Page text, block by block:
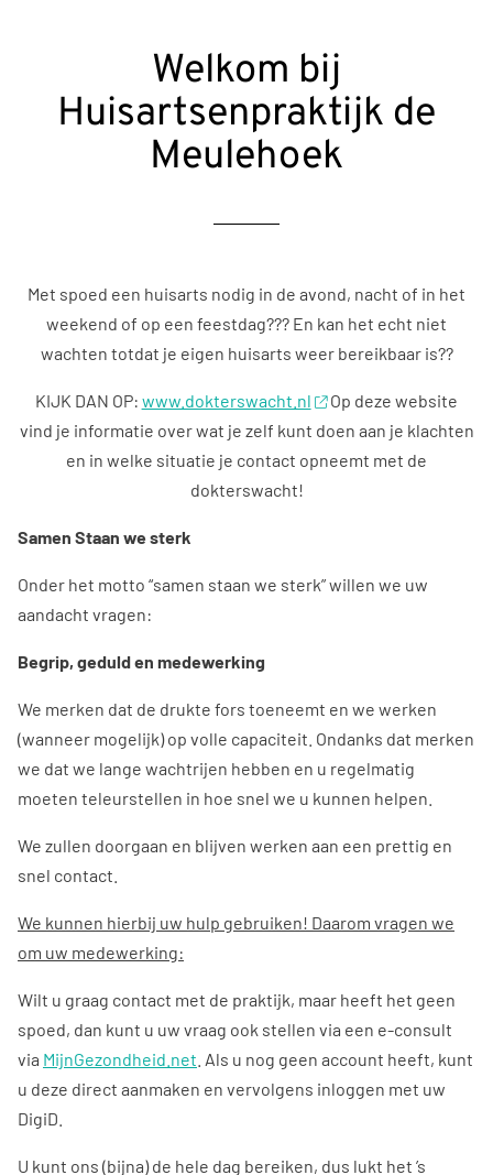
Welkom bij
Huisartsenpraktijk de
Meulehoek
Met spoed een huisarts nodig in de avond, nacht of in het
weekend of op een feestdag??? En kan het echt niet
wachten totdat je eigen huisarts weer bereikbaar is??
KIJK DAN OP: www.dokterswacht.nl
Op deze website
vind je informatie over wat je zelf kunt doen aan je klachten
en in welke situatie je contact opneemt met de
dokterswacht!
Samen Staan we sterk
Onder het motto “samen staan we sterk” willen we uw
aandacht vragen:
Begrip, geduld en medewerking
We merken dat de drukte fors toeneemt en we werken
(wanneer mogelijk) op volle capaciteit. Ondanks dat merken
we dat we lange wachtrijen hebben en u regelmatig
moeten teleurstellen in hoe snel we u kunnen helpen.
We zullen doorgaan en blijven werken aan een prettig en
snel contact.
We kunnen hierbij uw hulp gebruiken! Daarom vragen we
om uw medewerking:
Wilt u graag contact met de praktijk, maar heeft het geen
spoed, dan kunt u uw vraag ook stellen via een e-consult
via MijnGezondheid.net . Als u nog geen account heeft, kunt
u deze direct aanmaken en vervolgens inloggen met uw
DigiD.
U kunt ons (bijna) de hele dag bereiken, dus lukt het ’s